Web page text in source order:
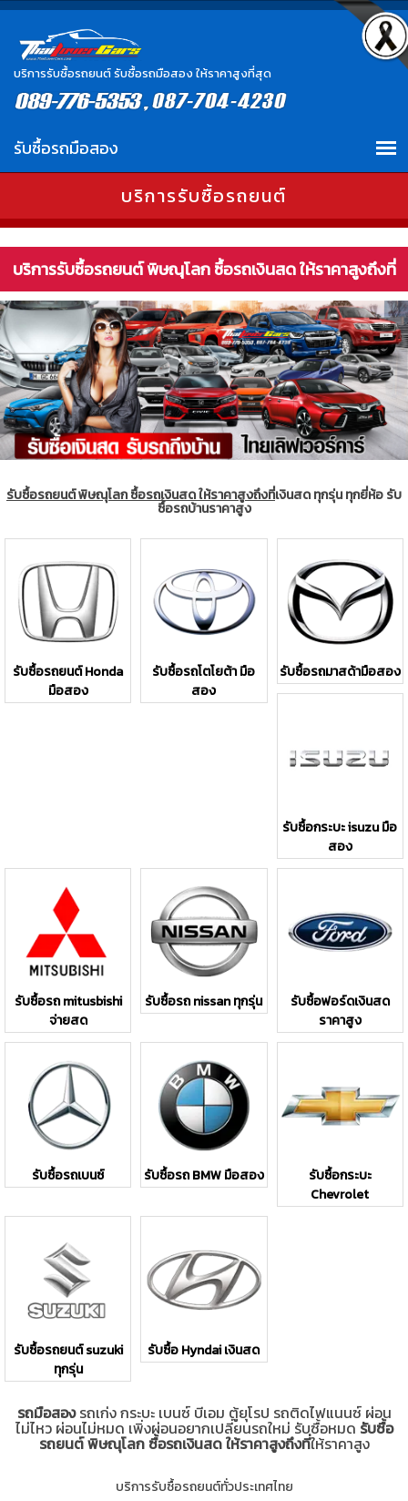
บริการรับซื้อรถยนต์ รับซื้อรถมือสอง ให้ราคาสูงที่สุด
บริการรับซื้อรถยนต์
บริการรับซื้อรถยนต์ พิษณุโลก ซื้อรถเงินสด ให้ราคาสูงถึงที่
รับซื้อรถยนต์ พิษณุโลก ซื้อรถเงินสด ให้ราคาสูงถึงที่เงินสด ทุกรุ่น ทุกยี่ห้อ รับ
ซื้อรถบ้านราคาสูง
รับซื้อรถยนต์ Honda
มือสอง
รับซื้อรถโตโยต้า มือ
สอง
รับซื้อรถมาสด้ามือสอง
รับซื้อกระบะ isuzu มือ
สอง
รับซื้อรถ mitusbishi
จ่ายสด
รับซื้อรถ nissan ทุกรุ่น
รับซื้อฟอร์ดเงินสด
ราคาสูง
รับซื้อรถเบนซ์ รับซื้อรถ BMW มือสอง
รับซื้อกระบะ
Chevrolet
รับซื้อรถยนต์ suzuki
ทุกรุ่น
รับซื้อ Hyndai เงินสด
รถมือสองรถเก่ง กระบะ เบนซ์ บีเอม ตู้ยุโรป รถติดไฟแนนซ์ ผ่อน
ไม่ไหว ผ่อนไม่หมด เพิ่งผ่อนอยากเปลี่ยนรถใหม่ รับซื้อหมด รับซื้อ
รถยนต์ พิษณุโลก ซื้อรถเงินสด ให้ราคาสูงถึงที่ให้ราคาสูง
บริการรับซื้อรถยนต์ทั่วประเทศไทย